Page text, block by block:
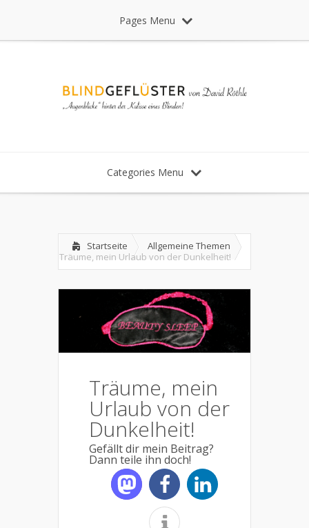
Pages Menu
Categories Menu
Startseite
Allgemeine Themen
Träume, mein Urlaub von der Dunkelheit!
Träume, mein
Urlaub von der
Dunkelheit!
Gefällt dir mein Beitrag?
Dann teile ihn doch!